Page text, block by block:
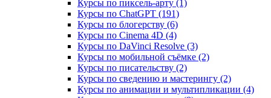
Курсы по пиксель-арту (1)
Курсы по ChatGPT (191)
Курсы по блогерству (6)
Курсы по Cinema 4D (4)
Курсы по DaVinci Resolve (3)
Курсы по мобильной съёмке (2)
Курсы по писательству (2)
Курсы по сведению и мастерингу (2)
Курсы по анимации и мультипликации (4)